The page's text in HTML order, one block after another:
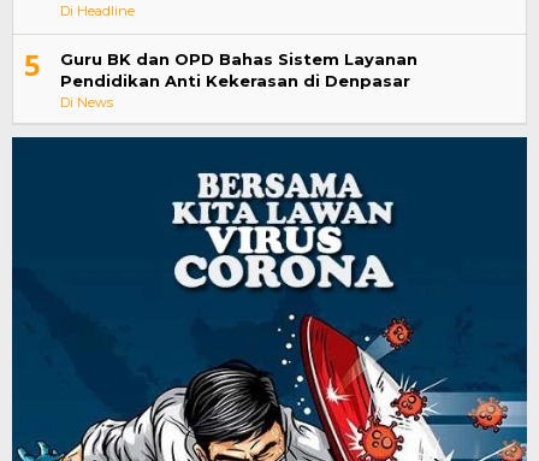
Di Headline
5
Guru BK dan OPD Bahas Sistem Layanan
Pendidikan Anti Kekerasan di Denpasar
Di News